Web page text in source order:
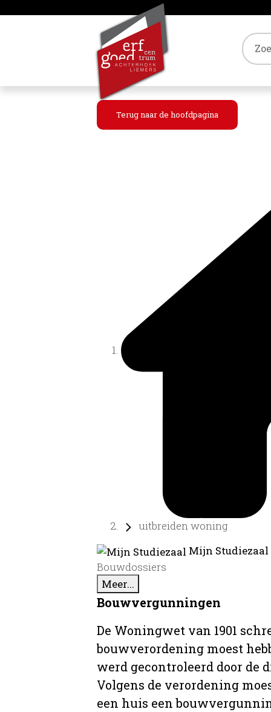
Terug naar de hoofdpagina
uitbreiden woning
Mijn
Bouwdossiers
Meer...
Bouwvergunningen
De Woningwet van 1901
bouwverordening moest
werd gecontroleerd door de
Volgens de verordening
een huis een